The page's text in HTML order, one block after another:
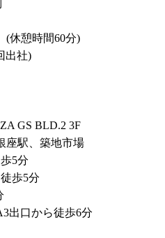
(休憩時間60分)
出社)
GS BLD.2 3F
座駅、築地市場
5分
歩5分
出口から徒歩6分